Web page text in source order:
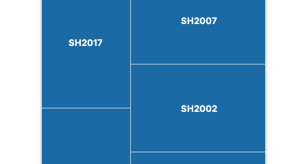
SH2017
SH2017
SH2007
SH2007
SH2002
SH2002